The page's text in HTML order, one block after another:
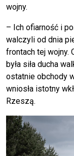
wojny.
– Ich ofiarność i
walczyli od dnia
frontach tej wojny.
była siła ducha
ostatnie obchody
wniosła istotny
Rzeszą.